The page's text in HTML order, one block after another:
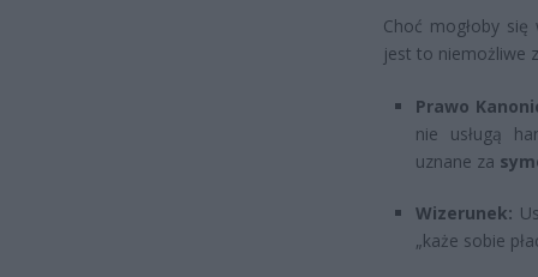
Choć mogłoby się
jest to niemożliwe
Prawo
nie usługą
uznane za
Wizerunek:
„każe sobie